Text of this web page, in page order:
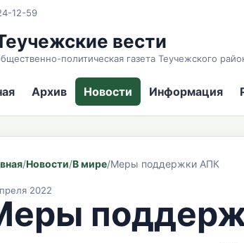
12-59
вести
политическая газета Теучежского
Архив Новости Информация
/Новости/В мире/Меры поддержки АПК
2022